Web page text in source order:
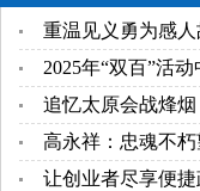
重温见义勇为感
2025年“双百”活
追忆太原会战烽烟
高永祥：忠魂不
让创业者尽享便